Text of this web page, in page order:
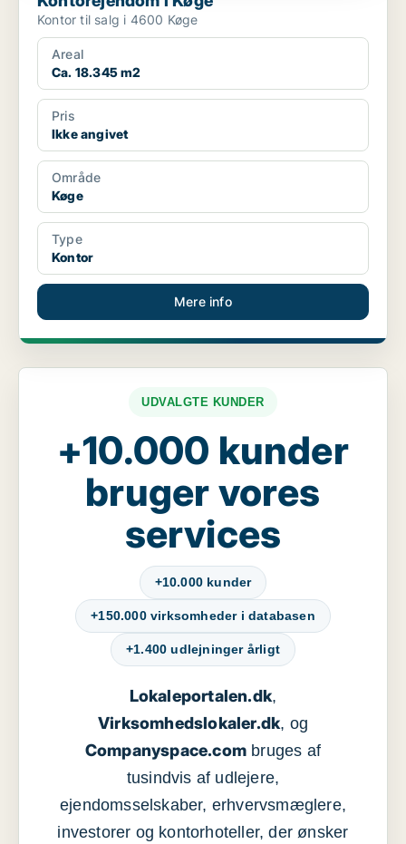
Kontor til salg i 4600 Køge
Areal
Ca. 18.345 m2
Pris
Ikke angivet
Område
Køge
Type
Kontor
Mere info
UDVALGTE KUNDER
+10.000 kunder
bruger vores
services
+10.000 kunder
+150.000 virksomheder i databasen
+1.400 udlejninger årligt
Lokaleportalen.dk,
Virksomhedslokaler.dk, og
Companyspace.com bruges af
tusindvis af udlejere,
ejendomsselskaber, erhvervsmæglere,
investorer og kontorhoteller, der ønsker